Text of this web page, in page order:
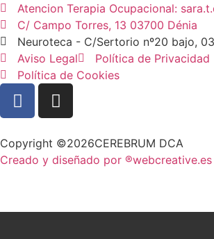
Atencion Terapia Ocupacional:
C/ Campo Torres, 13 03700 Dénia
Neuroteca - C/Sertorio nº20 bajo,
Aviso Legal
Política de Privacidad
Política de Cookies
Copyright ©2026CEREBRUM DCA
Creado y diseñado por ®webcreative.es